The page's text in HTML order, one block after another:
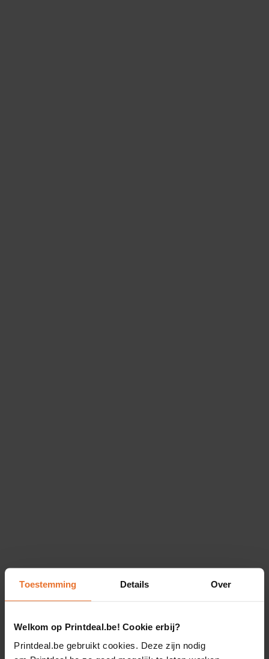
Toestemming Details Over
Welkom op Printdeal.be! Cookie erbij?
Printdeal.be gebruikt cookies. Deze zijn nodig